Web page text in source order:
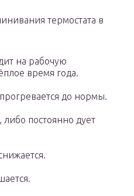
термостата в
на рабочую
время года.
до нормы.
либо постоянно дует